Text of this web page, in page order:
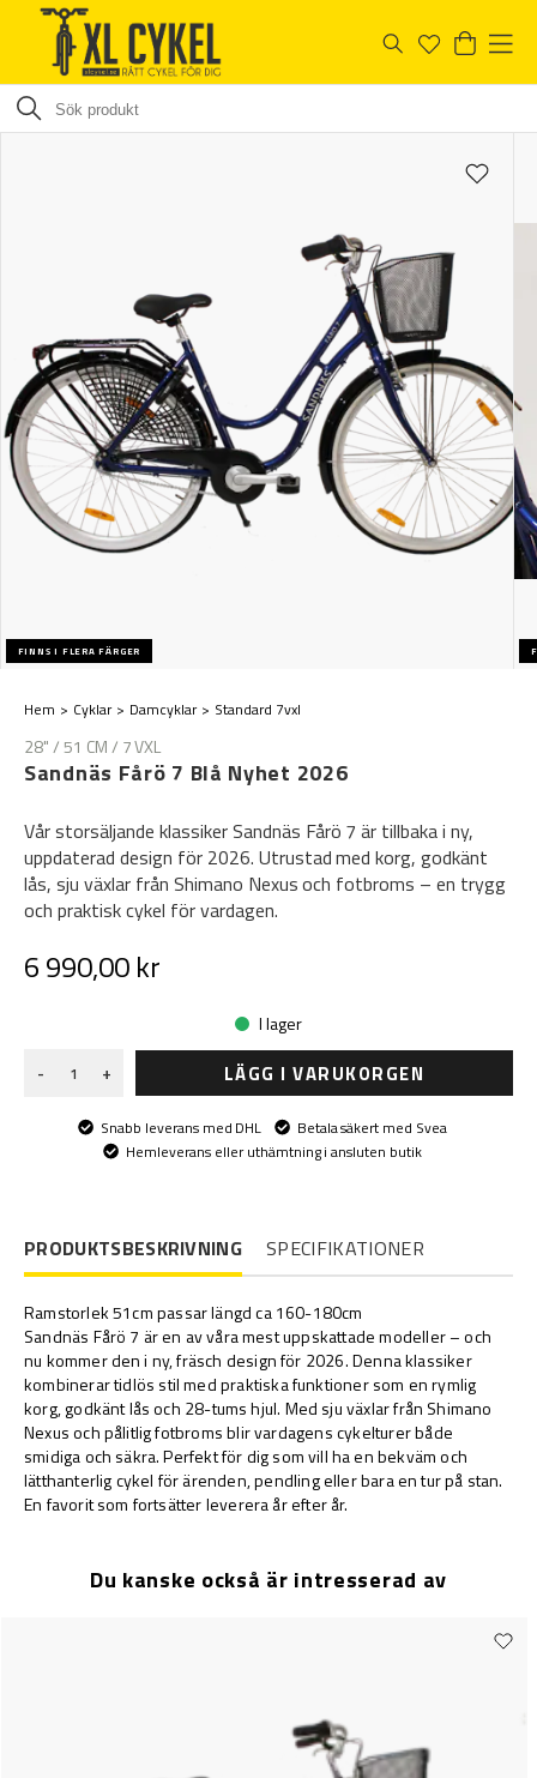
FINNS I FLERA FÄRGER
Hem Cyklar Damcyklar Standard 7vxl
28" / 51 CM / 7 VXL
Sandnäs Fårö 7 Blå Nyhet 2026
Vår storsäljande klassiker Sandnäs Fårö 7 är tillbaka i ny,
uppdaterad design för 2026. Utrustad med korg, godkänt
lås, sju växlar från Shimano Nexus och fotbroms – en trygg
och praktisk cykel för vardagen.
6 990,00 kr
I lager
-
+ LÄGG I VARUKORGEN
Snabb leverans med DHL
Betala säkert med Svea
Hemleverans eller uthämtning i ansluten butik
PRODUKTSBESKRIVNING SPECIFIKATIONER
Ramstorlek 51cm passar längd ca 160-180cm
Sandnäs Fårö 7 är en av våra mest uppskattade modeller – och
nu kommer den i ny, fräsch design för 2026. Denna klassiker
kombinerar tidlös stil med praktiska funktioner som en rymlig
korg, godkänt lås och 28-tums hjul. Med sju växlar från Shimano
Nexus och pålitlig fotbroms blir vardagens cykelturer både
smidiga och säkra. Perfekt för dig som vill ha en bekväm och
lätthanterlig cykel för ärenden, pendling eller bara en tur på stan.
En favorit som fortsätter leverera år efter år.
Du kanske också är intresserad av